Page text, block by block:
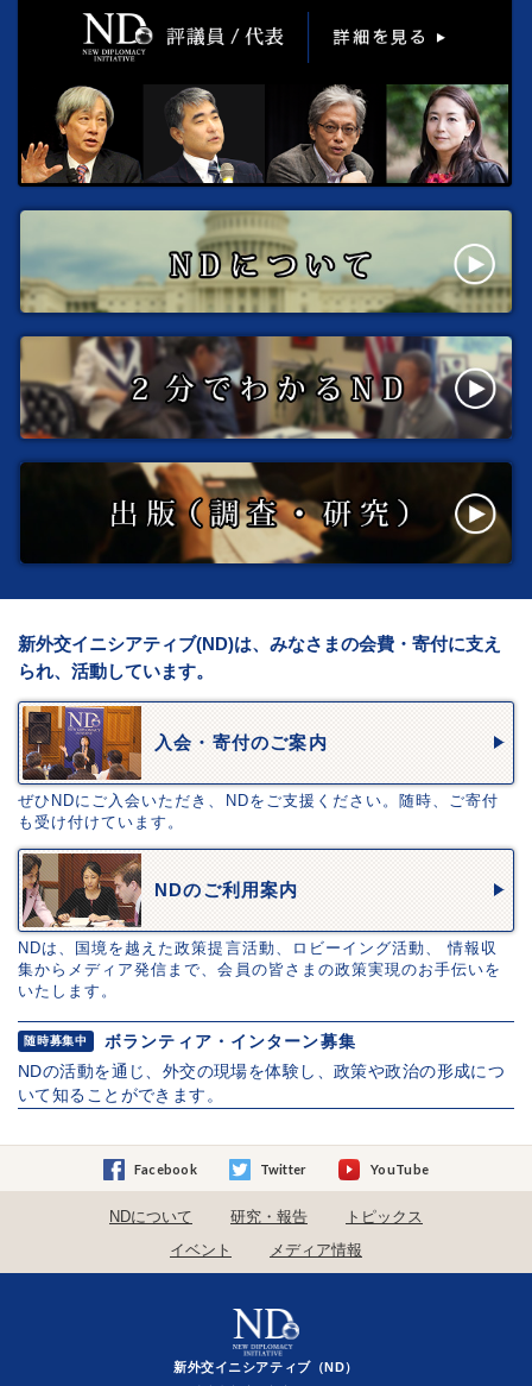
新外交イニシアティブ(ND)は、みなさまの会費・寄付に支え
られ、活動しています。
入会・寄付のご案内
ぜひNDにご入会いただき、NDをご支援ください。随時、ご寄付
も受け付けています。
NDのご利用案内
NDは、国境を越えた政策提言活動、ロビーイング活動、 情報収
集からメディア発信まで、会員の皆さまの政策実現のお手伝いを
いたします。
随時募集中
ボランティア・インターン募集
NDの活動を通じ、外交の現場を体験し、政策や政治の形成につ
いて知ることができます。
Facebook Twitter YouTube
NDについて 研究・報告
トピックス
イベント
メディア情報
新外交イニシアティブ（ND）